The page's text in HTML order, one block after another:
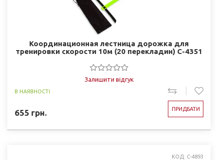
Координационная лестница дорожка для
тренировки скорости 10м (20 перекладин) C-4351
Залишити відгук
В НАЯВНОСТІ
655 грн. ПРИДБАТИ
КОД: C-4893